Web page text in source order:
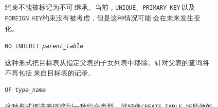
约束不能被标记为不可 继承。当前， UNIQUE、 PRIMARY KEY 以及
FOREIGN KEY约束没有被考虑，但是这种情况可能 会在未来发生变
化。
NO INHERIT parent_table
这种形式把目标表从指定父表的子女列表中移除。针对父表的查询将
不再包括 来自目标表的记录。
OF type_name